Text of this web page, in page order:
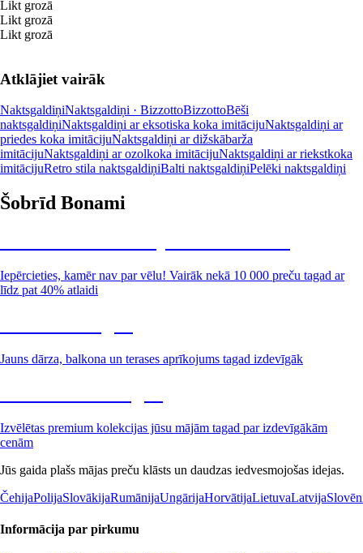
Likt grozā
Likt grozā
Likt grozā
Atklājiet vairāk
NaktsgaldiņiNaktsgaldiņi · BizzottoBizzottoBēši
naktsgaldiņiNaktsgaldiņi ar eksotiska koka imitācijuNaktsgaldiņi ar
priedes koka imitācijuNaktsgaldiņi ar dižskābarža
imitācijuNaktsgaldiņi ar ozolkoka imitācijuNaktsgaldiņi ar riekstkoka
imitācijuRetro stila naktsgaldiņiBalti naktsgaldiņiPelēki naktsgaldiņi
Šobrīd Bonami
Iepērcieties, kamēr nav par vēlu! Vairāk nekā 10 000 preču tagad ar
līdz pat 40% atlaidi
Jauns dārza, balkona un terases aprīkojums tagad izdevīgāk
Izvēlētas premium kolekcijas jūsu mājām tagad par izdevīgākām
cenām
Jūs gaida plašs mājas preču klāsts un daudzas iedvesmojošas idejas.
ČehijaPolijaSlovākijaRumānijaUngārijaHorvātijaLietuvaLatvija
Informācija par pirkumu